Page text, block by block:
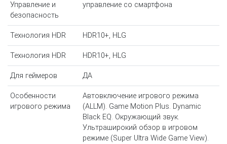
Управление и
безопасность
управление со смартфона
Технология HDR HDR10+, HLG
Технология HDR HDR10+, HLG
Для геймеров ДА
Особенности
игрового режима
Автовключение игрового режима
(ALLM). Game Motion Plus. Dynamic
Black EQ. Окружающий звук.
Ультраширокий обзор в игровом
режиме (Super Ultra Wide Game View).